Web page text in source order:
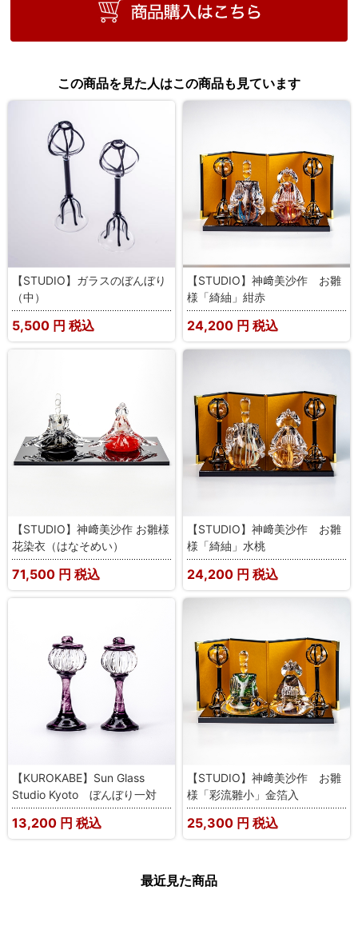
この商品を見た人はこの商品も見ています
【STUDIO】ガラスのぼんぼり
（中）
5,500 円 税込
【STUDIO】神﨑美沙作 お雛
様「綺紬」紺赤
24,200 円 税込
【STUDIO】神﨑美沙作 お雛様
花染衣（はなそめい）
71,500 円 税込
【STUDIO】神﨑美沙作 お雛
様「綺紬」水桃
24,200 円 税込
【KUROKABE】Sun Glass
Studio Kyoto ぼんぼり一対
13,200 円 税込
【STUDIO】神﨑美沙作 お雛
様「彩流雛小」金箔入
25,300 円 税込
最近見た商品